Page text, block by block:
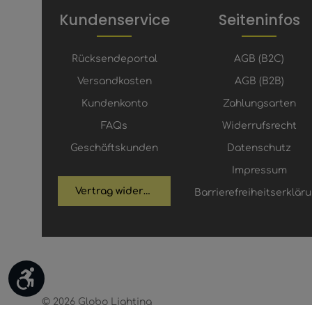
Kundenservice
Rücksendeportal
Versandkosten
Kundenkonto
FAQs
Geschäftskunden
Vertrag widerrufen
Seiteninfos
AGB (B2C)
AGB (B2B)
Zahlungsarten
Widerrufsrecht
Datenschutz
Impressum
© 2026 Globo Lighting
Werkzeugleiste anzeigen